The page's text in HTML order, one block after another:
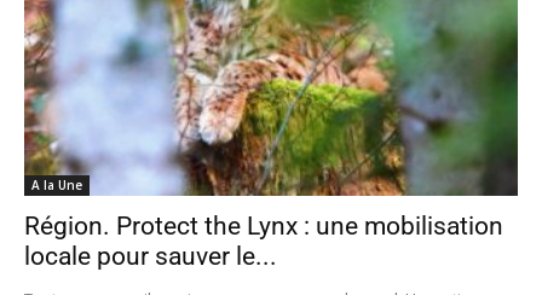
A la Une
Région. Protect the Lynx : une mobilisation
locale pour sauver le...